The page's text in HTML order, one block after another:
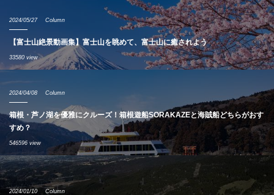
2024/05/27 Column
【富士山絶景動画集】富士山を眺めて、富士山に癒されよう
33580 view
2024/04/08 Column
箱根・芦ノ湖を優雅にクルーズ！箱根遊船SORAKAZEと海賊船どちらがおす
すめ？
546596 view
2024/01/10 Column